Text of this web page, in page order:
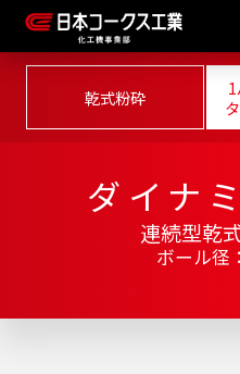
HOME
製品情報
湿式粉砕
・
ダイナ
連続型乾
ボール径
乾式粉砕